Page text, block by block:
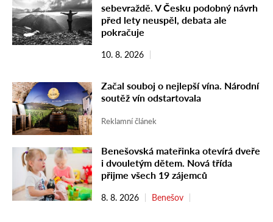
sebevraždě. V Česku podobný návrh
před lety neuspěl, debata ale
pokračuje
10. 8. 2026
Začal souboj o nejlepší vína. Národní
soutěž vín odstartovala
Reklamní článek
Benešovská mateřinka otevírá dveře
i dvouletým dětem. Nová třída
přijme všech 19 zájemců
8. 8. 2026 Benešov